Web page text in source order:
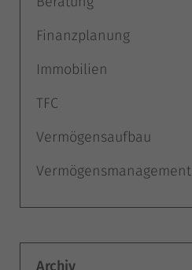
Finanzplanung
Immobilien
TFC
Vermögensaufbau
Vermögensmanagement
Archiv